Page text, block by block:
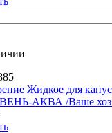
Жидкое для
АКВА /Ваше